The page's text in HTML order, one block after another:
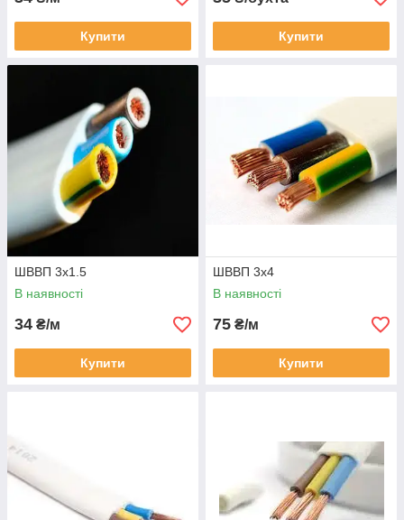
Купити Купити
ШВВП 3х1.5
В наявності
34 ₴/м
Купити
ШВВП 3х4
В наявності
75 ₴/м
Купити